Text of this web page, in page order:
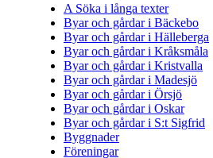
A Söka i långa texter
Byar och gårdar i Bäckebo
Byar och gårdar i Hälleberga
Byar och gårdar i Kråksmåla
Byar och gårdar i Kristvalla
Byar och gårdar i Madesjö
Byar och gårdar i Örsjö
Byar och gårdar i Oskar
Byar och gårdar i S:t Sigfrid
Byggnader
Föreningar